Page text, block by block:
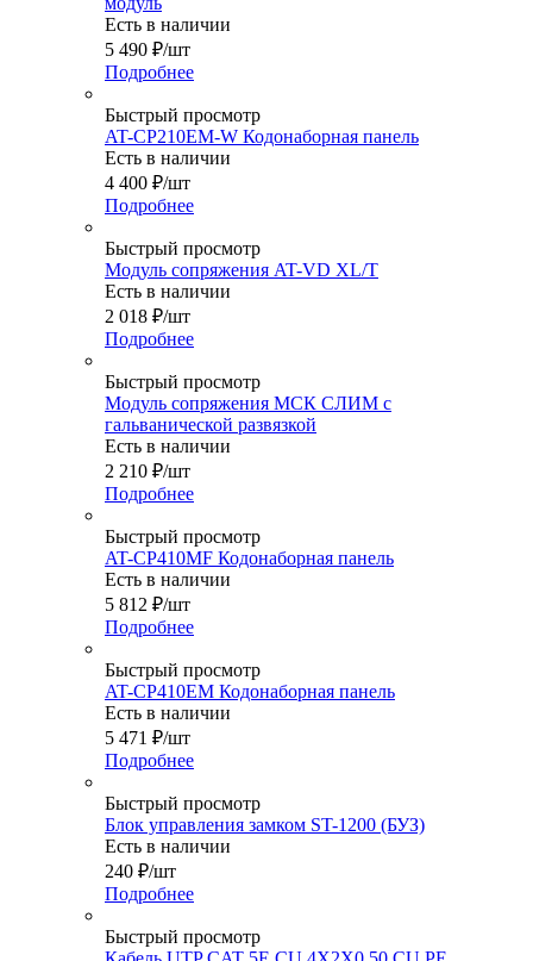
Есть в наличии
5 490 ₽/шт
Подробнее
Быстрый просмотр
AT-CP210EM-W Кодонаборная панель
Есть в наличии
4 400 ₽/шт
Подробнее
Быстрый просмотр
Модуль сопряжения AT-VD XL/T
Есть в наличии
2 018 ₽/шт
Подробнее
Быстрый просмотр
Модуль сопряжения МСК СЛИМ с
гальванической развязкой
Есть в наличии
2 210 ₽/шт
Подробнее
Быстрый просмотр
AT-CP410MF Кодонаборная панель
Есть в наличии
5 812 ₽/шт
Подробнее
Быстрый просмотр
AT-CP410EM Кодонаборная панель
Есть в наличии
5 471 ₽/шт
Подробнее
Быстрый просмотр
Блок управления замком ST-1200 (БУЗ)
Есть в наличии
240 ₽/шт
Подробнее
Быстрый просмотр